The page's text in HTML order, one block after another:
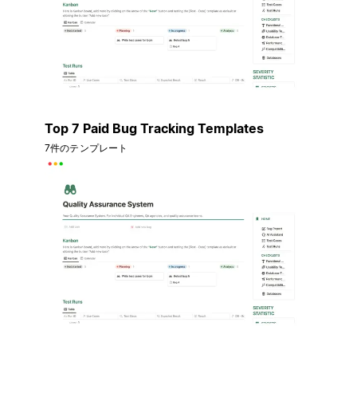
Top 7 Paid Bug Tracking Templates
7件のテンプレート